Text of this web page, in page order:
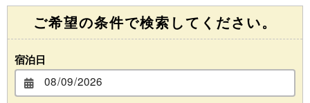
ご希望の条件で検索してください。
宿泊日